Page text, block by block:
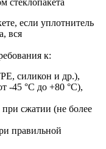
если уплотнитель
вся
к:
силикон и др.),
-45 °C до +80 °C),
сжатии (не более
правильной